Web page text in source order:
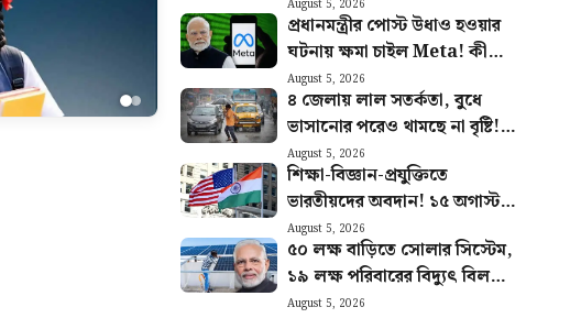
সামির
August 5, 2026
প্রধানমন্ত্রীর পোস্ট উধাও হওয়ার
ঘটনায় ক্ষমা চাইল Meta! কী
জানালেন সংস্থার চিফ গ্লোবাল
অ্যাফেয়ার্স অফিসার?
August 5, 2026
৪ জেলায় লাল সতর্কতা, বুধে
ভাসানোর পরেও থামছে না বৃষ্টি!
কতদিন চলবে ভোগান্তি?
August 5, 2026
শিক্ষা-বিজ্ঞান-প্রযুক্তিতে
ভারতীয়দের অবদান! ১৫ অগাস্টকে
‘ইন্ডিয়া ডে’ ঘোষণা আমেরিকার
অঙ্গরাজ্যের
August 5, 2026
৫০ লক্ষ বাড়িতে সোলার সিস্টেম,
১৯ লক্ষ পরিবারের বিদ্যুৎ বিল
শূন্য, সরকারের এই প্রকল্পের বিরাট
August 5, 2026